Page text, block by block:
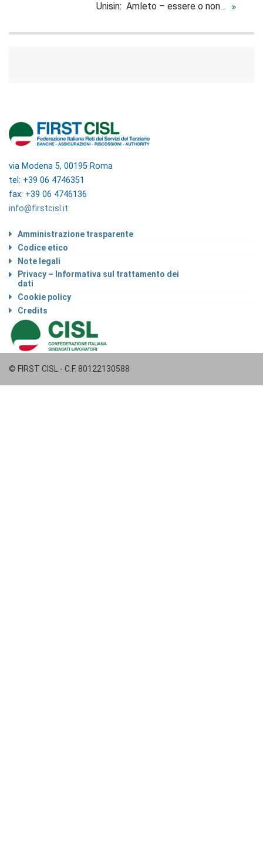
Unisin: Amleto – essere o non…
via Modena 5, 00195 Roma
tel: +39 06 4746351
fax: +39 06 4746136
info@firstcisl.it
Amministrazione trasparente
Codice etico
Note legali
Privacy – Informativa sul trattamento dei
dati
Cookie policy
Credits
© FIRST CISL - C.F. 80122130588